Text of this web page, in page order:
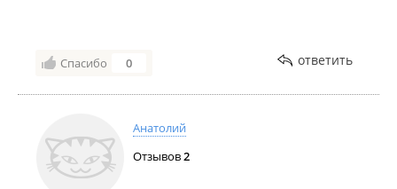
Спасибо 0 ответить
Анатолий
Отзывов2